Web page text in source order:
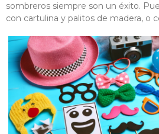
sombreros siempre son un éxito.
con cartulina y palitos de madera, o